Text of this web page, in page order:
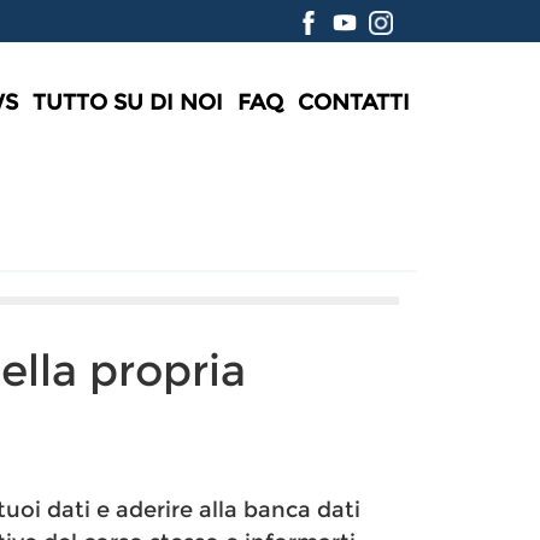
TUTTO SU DI NOI FAQ CONTATTI
propria
dati e aderire alla banca dati